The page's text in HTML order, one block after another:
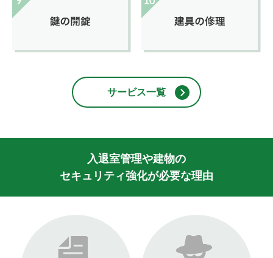
サービス一覧
入退室管理や建物の
セキュリティ強化が必要な理由